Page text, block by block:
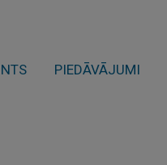
PIEDĀVĀJUMI